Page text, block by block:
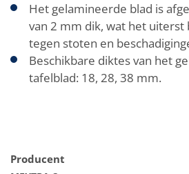
Het gelamineerde blad is
van 2 mm dik, wat het uiterst
tegen stoten en
Beschikbare diktes van het
tafelblad: 18, 28, 38 mm.
Producent